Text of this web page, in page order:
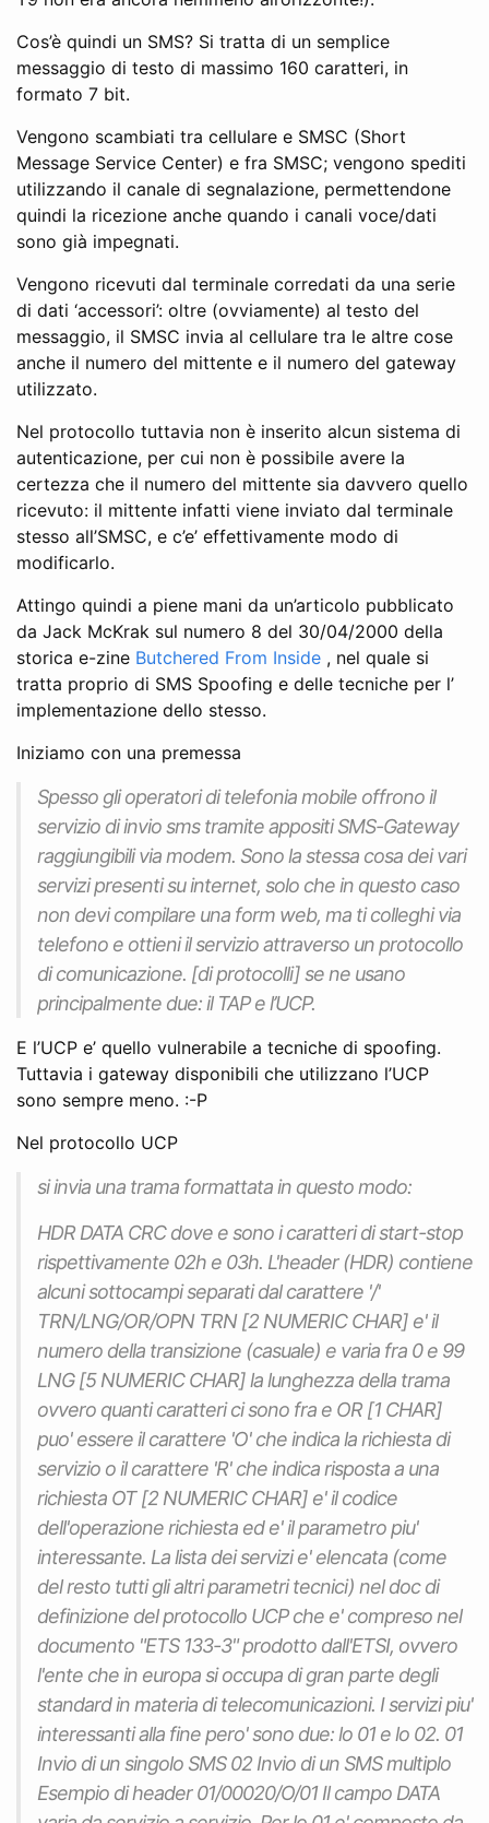
Cos’è quindi un SMS? Si tratta di un semplice
messaggio di testo di massimo 160 caratteri, in
formato 7 bit.
Vengono scambiati tra cellulare e SMSC (Short
Message Service Center) e fra SMSC; vengono spediti
utilizzando il canale di segnalazione, permettendone
quindi la ricezione anche quando i canali voce/dati
sono già impegnati.
Vengono ricevuti dal terminale corredati da una serie
di dati ‘accessori’: oltre (ovviamente) al testo del
messaggio, il SMSC invia al cellulare tra le altre cose
anche il numero del mittente e il numero del gateway
utilizzato.
Nel protocollo tuttavia non è inserito alcun sistema di
autenticazione, per cui non è possibile avere la
certezza che il numero del mittente sia davvero quello
ricevuto: il mittente infatti viene inviato dal terminale
stesso all’SMSC, e c’e’ effettivamente modo di
modificarlo.
Attingo quindi a piene mani da un’articolo pubblicato
da Jack McKrak sul numero 8 del 30/04/2000 della
storica e-zine Butchered From Inside , nel quale si
tratta proprio di SMS Spoofing e delle tecniche per l’
implementazione dello stesso.
Iniziamo con una premessa
Spesso gli operatori di telefonia mobile offrono il
servizio di invio sms tramite appositi SMS-Gateway
raggiungibili via modem. Sono la stessa cosa dei vari
servizi presenti su internet, solo che in questo caso
non devi compilare una form web, ma ti colleghi via
telefono e ottieni il servizio attraverso un protocollo
di comunicazione. [di protocolli] se ne usano
principalmente due: il TAP e l’UCP.
E l’UCP e’ quello vulnerabile a tecniche di spoofing.
Tuttavia i gateway disponibili che utilizzano l’UCP
sono sempre meno. :-P
Nel protocollo UCP
si invia una trama formattata in questo modo:
HDR DATA CRCdove esono i caratteri di start-stop
rispettivamente 02h e 03h. L'header (HDR) contiene
alcuni sottocampi separati dal carattere '/'
TRN/LNG/OR/OPN TRN [2 NUMERIC CHAR] e' il
numero della transizione (casuale) e varia fra 0 e 99
LNG [5 NUMERIC CHAR] la lunghezza della trama
ovvero quanti caratteri ci sono fra e OR [1 CHAR]
puo' essere il carattere 'O' che indica la richiesta di
servizio o il carattere 'R' che indica risposta a una
richiesta OT [2 NUMERIC CHAR] e' il codice
dell'operazione richiesta ed e' il parametro piu'
interessante. La lista dei servizi e' elencata (come
del resto tutti gli altri parametri tecnici) nel doc di
definizione del protocollo UCP che e' compreso nel
documento "ETS 133-3" prodotto dall'ETSI, ovvero
l'ente che in europa si occupa di gran parte degli
standard in materia di telecomunicazioni. I servizi piu'
interessanti alla fine pero' sono due: lo 01 e lo 02. 01
Invio di un singolo SMS 02 Invio di un SMS multiplo
Esempio di header 01/00020/O/01 Il campo DATA